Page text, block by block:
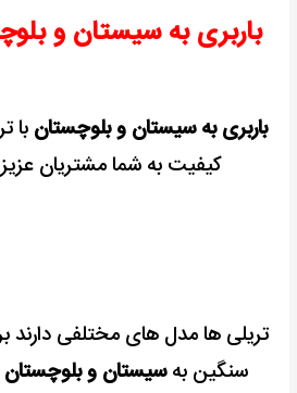
باربری به سیستان و
باربری به سیستان و بلوچستانبا
کیفیت به شما مشتریان
تریلی ها مدل های مختلفی دارند
سنگین بهسیستان و بلوچستان